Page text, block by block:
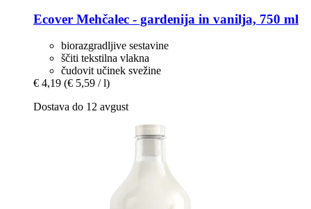
Ecover Mehčalec -​ gardenija in vanilja, 750 ml
biorazgradljive sestavine
ščiti tekstilna vlakna
čudovit učinek svežine
€ 4,19 (€ 5,59 / l)
Dostava do 12 avgust